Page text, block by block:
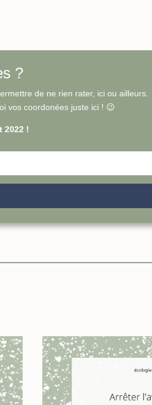
?
de ne rien rater, ici ou ailleurs.
vos coordonées juste ici ! 😉
2022 !